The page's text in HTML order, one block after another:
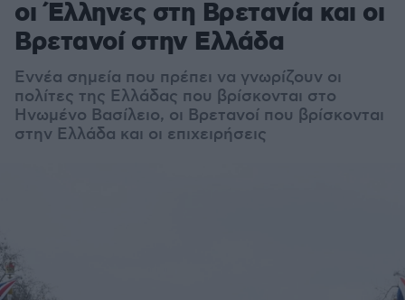
οι Έλληνες στη Βρετανία και οι
Βρετανοί στην Ελλάδα
Εννέα σημεία που πρέπει να γνωρίζουν οι
πολίτες της Ελλάδας που βρίσκονται στο
Ηνωμένο Βασίλειο, οι Βρετανοί που βρίσκονται
στην Ελλάδα και οι επιχειρήσεις